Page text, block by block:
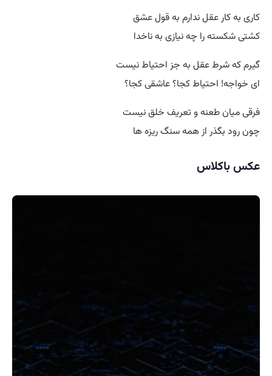
کاری به کار عقل ندارم به قول عشق
کشتی شکسته را چه نیازی به ناخدا
گیرم که شرط عقل به جز احتیاط نیست
ای خواجه! احتیاط کجا؟ عاشقی کجا؟
فرقی میان طعنه و تعریف خلق نیست
چون رود بگذر از همه سنگ ریزه ها
عکس باکلاس